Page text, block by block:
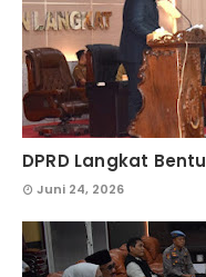
DPRD Langkat
Juni 24, 2026